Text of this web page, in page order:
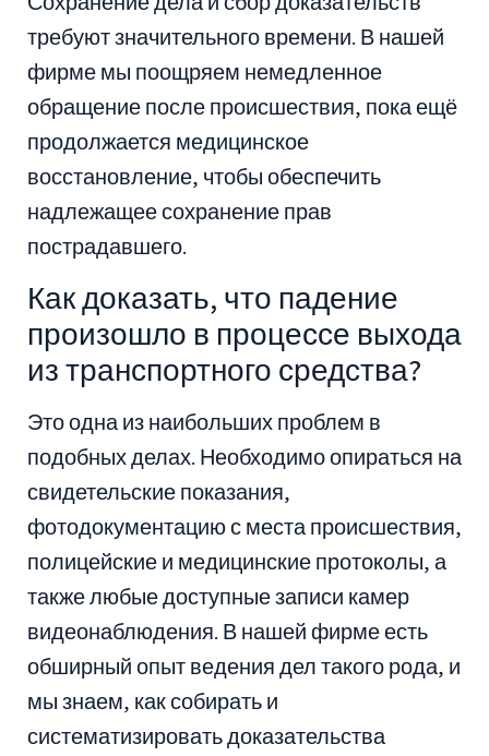
требуют значительного времени. В нашей
фирме мы поощряем немедленное
обращение после происшествия, пока ещё
продолжается медицинское
восстановление, чтобы обеспечить
надлежащее сохранение прав
пострадавшего.
Как доказать, что падение
произошло в процессе выхода
из транспортного средства?
Это одна из наибольших проблем в
подобных делах. Необходимо опираться на
свидетельские показания,
фотодокументацию с места происшествия,
полицейские и медицинские протоколы, а
также любые доступные записи камер
видеонаблюдения. В нашей фирме есть
обширный опыт ведения дел такого рода, и
мы знаем, как собирать и
систематизировать доказательства